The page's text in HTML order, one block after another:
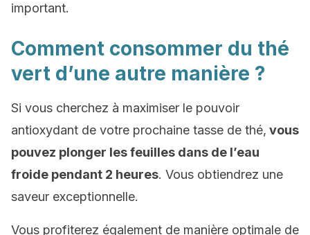
important.
Comment consommer du thé
vert d’une autre manière ?
Si vous cherchez à maximiser le pouvoir
antioxydant de votre prochaine tasse de thé, vous
pouvez plonger les feuilles dans de l’eau
froide pendant 2 heures. Vous obtiendrez une
saveur exceptionnelle.
Vous profiterez également de manière optimale de